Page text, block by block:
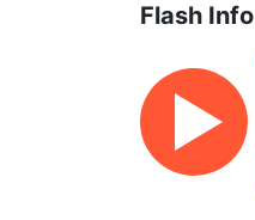
Flash Info